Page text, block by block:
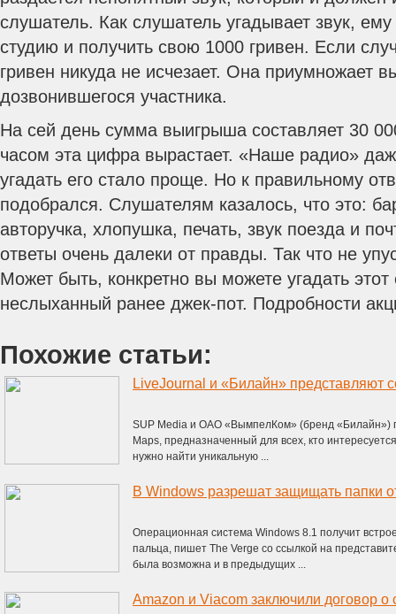
слушатель. Как слушатель угадывает звук,
студию и получить свою 1000 гривен. Если
гривен никуда не исчезает. Она приумножает
дозвонившегося участника.
На сей день сумма выигрыша составляет 30
часом эта цифра вырастает. «Наше радио»
угадать его стало проще. Но к правильному
подобрался. Слушателям казалось, что это:
авторучка, хлопушка, печать, звук поезда и
ответы очень далеки от правды. Так что не
Может быть, конкретно вы можете угадать
неслыханный ранее джек-пот. Подробности
Похожие статьи:
SUP Media и ОАО «ВымпелКом» (бренд «Билайн»)
Maps, предназначенный для всех, кто
нужно найти уникальную ...
В Windows разрешат защищать папки
Операционная система Windows 8.1 получит
пальца, пишет The Verge со ссылкой на
была возможна и в предыдущих ...